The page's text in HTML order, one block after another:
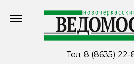
Тел. 8 (8635) 22-